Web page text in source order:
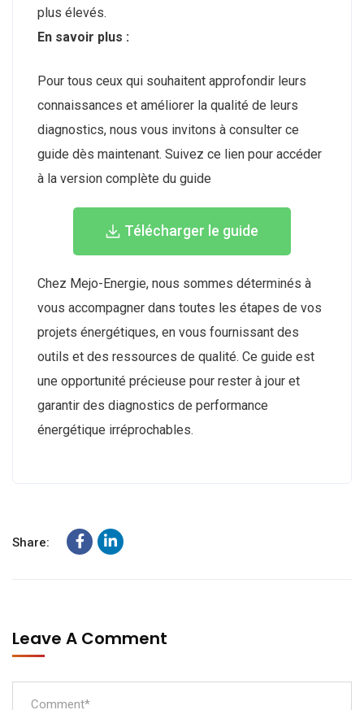
plus élevés.
En savoir plus :
Pour tous ceux qui souhaitent approfondir leurs
connaissances et améliorer la qualité de leurs
diagnostics, nous vous invitons à consulter ce
guide dès maintenant. Suivez ce lien pour accéder
à la version complète du guide
Télécharger le guide
Chez Mejo-Energie, nous sommes déterminés à
vous accompagner dans toutes les étapes de vos
projets énergétiques, en vous fournissant des
outils et des ressources de qualité. Ce guide est
une opportunité précieuse pour rester à jour et
garantir des diagnostics de performance
énergétique irréprochables.
Share:
Leave A Comment